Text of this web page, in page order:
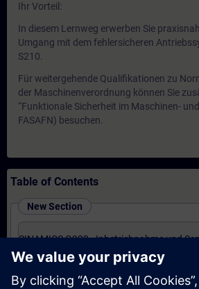
Ihr Vorteil:
In diesem Lernweg erwerben Sie
Umgang mit dem fehlersicheren
S210.
Für weitergehende Qualifikationen zu
der Maschinenverordnung können Sie
“Funktionale Sicherheit im Maschinen-
FASAFN) besuchen.
Table of Contents
New Section
SINAMICS G220 - Inbetriebnahme und
(Präsenz-Training)